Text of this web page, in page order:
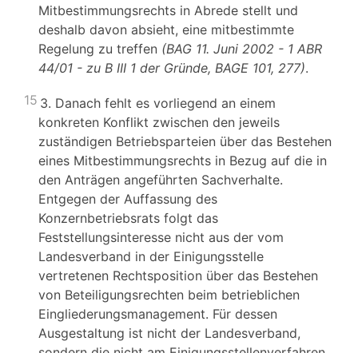
Mitbestimmungsrechts in Abrede stellt und
deshalb davon absieht, eine mitbestimmte
Regelung zu treffen (BAG 11. Juni 2002 - 1 ABR
44/01 - zu B III 1 der Gründe, BAGE 101, 277).
15 3. Danach fehlt es vorliegend an einem
konkreten Konflikt zwischen den jeweils
zuständigen Betriebsparteien über das Bestehen
eines Mitbestimmungsrechts in Bezug auf die in
den Anträgen angeführten Sachverhalte.
Entgegen der Auffassung des
Konzernbetriebsrats folgt das
Feststellungsinteresse nicht aus der vom
Landesverband in der Einigungsstelle
vertretenen Rechtsposition über das Bestehen
von Beteiligungsrechten beim betrieblichen
Eingliederungsmanagement. Für dessen
Ausgestaltung ist nicht der Landesverband,